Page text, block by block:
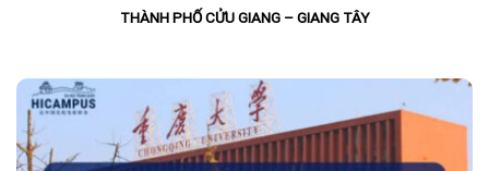
THÀNH PHỐ CỬU GIANG – GIANG TÂY